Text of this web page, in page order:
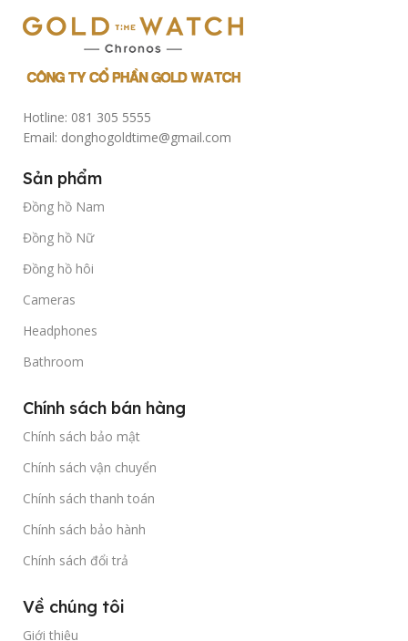
Hotline: 081 305 5555
Email: donghogoldtime@gmail.com
Sản phẩm
Đồng hồ Nam
Đồng hồ Nữ
Đồng hồ hôi
Cameras
Headphones
Bathroom
Chính sách bán hàng
Chính sách bảo mật
Chính sách vận chuyển
Chính sách thanh toán
Chính sách bảo hành
Chính sách đổi trả
Về chúng tôi
Giới thiệu